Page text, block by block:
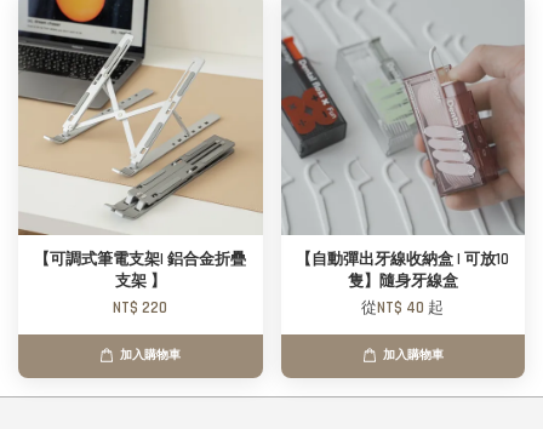
【可調式筆電支架| 鋁合金折疊
支架 】
NT$ 220
加入購物車
【自動彈出牙線收納盒 | 可放10
隻】隨身牙線盒
從NT$ 40 起
加入購物車